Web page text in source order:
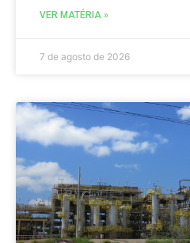
VER MATÉRIA »
7 de agosto de 2026